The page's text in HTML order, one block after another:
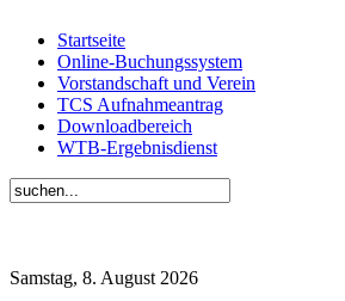
Startseite
Online-Buchungssystem
Vorstandschaft und Verein
TCS Aufnahmeantrag
Downloadbereich
WTB-Ergebnisdienst
Samstag, 8. August 2026